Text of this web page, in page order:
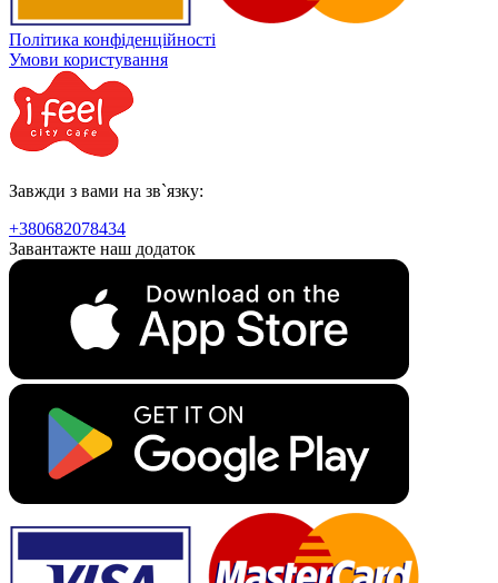
Політика конфіденційності
Умови користування
Завжди з вами на зв`язку:
+380682078434
Завантажте наш додаток